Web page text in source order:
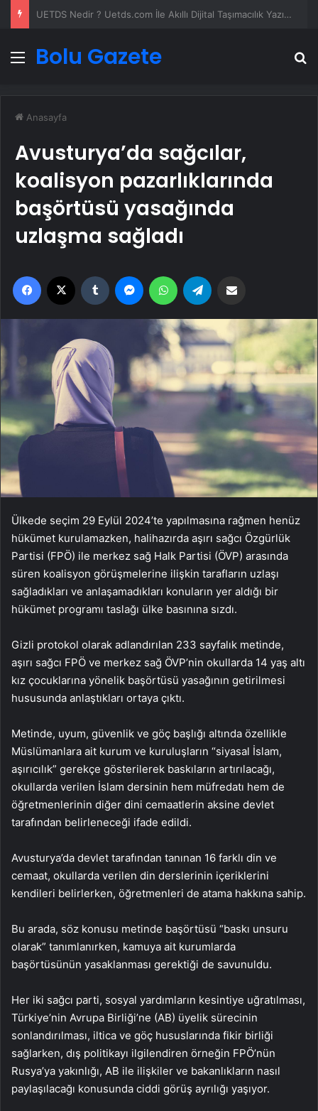
Vira Assistance’tan Türkiye Genelinde Güvenli Araç Taşıma ve Yol Yardım Atağı
Menü
Bolu Gazete
Anasayfa
Avusturya’da sağcılar,
koalisyon pazarlıklarında
başörtüsü yasağında
uzlaşma sağladı
Facebook Tumblr MessengerWhatsApp
Ülkede seçim 29 Eylül 2024’te yapılmasına rağmen henüz
hükümet kurulamazken, halihazırda aşırı sağcı Özgürlük
Partisi (FPÖ) ile merkez sağ Halk Partisi (ÖVP) arasında
süren koalisyon görüşmelerine ilişkin tarafların uzlaşı
sağladıkları ve anlaşamadıkları konuların yer aldığı bir
hükümet programı taslağı ülke basınına sızdı.
Gizli protokol olarak adlandırılan 233 sayfalık metinde,
aşırı sağcı FPÖ ve merkez sağ ÖVP’nin okullarda 14 yaş altı
kız çocuklarına yönelik başörtüsü yasağının getirilmesi
hususunda anlaştıkları ortaya çıktı.
Metinde, uyum, güvenlik ve göç başlığı altında özellikle
Müslümanlara ait kurum ve kuruluşların “siyasal İslam,
aşırıcılık” gerekçe gösterilerek baskıların artırılacağı,
okullarda verilen İslam dersinin hem müfredatı hem de
öğretmenlerinin diğer dini cemaatlerin aksine devlet
tarafından belirleneceği ifade edildi.
Avusturya’da devlet tarafından tanınan 16 farklı din ve
cemaat, okullarda verilen din derslerinin içeriklerini
kendileri belirlerken, öğretmenleri de atama hakkına sahip.
Bu arada, söz konusu metinde başörtüsü “baskı unsuru
olarak” tanımlanırken, kamuya ait kurumlarda
başörtüsünün yasaklanması gerektiği de savunuldu.
Her iki sağcı parti, sosyal yardımların kesintiye uğratılması,
Türkiye’nin Avrupa Birliği’ne (AB) üyelik sürecinin
sonlandırılması, iltica ve göç hususlarında fikir birliği
sağlarken, dış politikayı ilgilendiren örneğin FPÖ’nün
Rusya’ya yakınlığı, AB ile ilişkiler ve bakanlıkların nasıl
paylaşılacağı konusunda ciddi görüş ayrılığı yaşıyor.